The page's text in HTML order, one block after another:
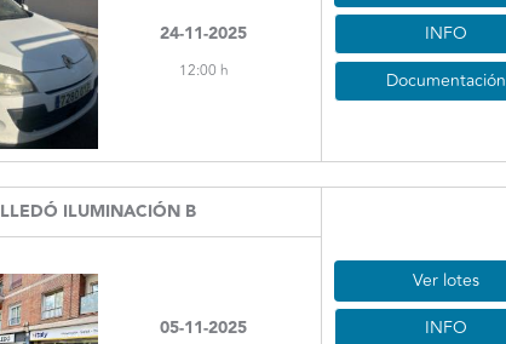
24-11-2025
12:00 h
INFO
Documentación
LLEDÓ ILUMINACIÓN B
05-11-2025
Ver lotes
INFO